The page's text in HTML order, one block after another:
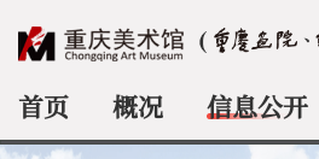
首页 概况 信息公开